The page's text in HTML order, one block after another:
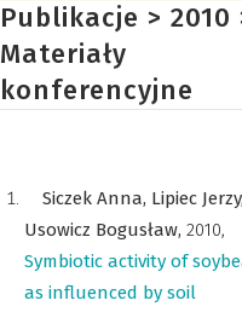
Publikacje > 2010
Materiały
konferencyjne
Siczek Anna, Lipiec Jerzy,
Usowicz Bogusław, 2010,
Symbiotic activity of
as influenced by soil